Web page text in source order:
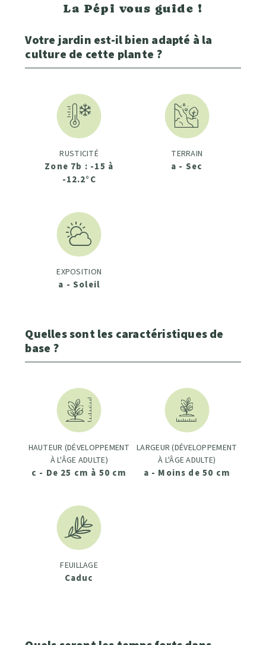
La Pépi vous guide !
Votre jardin est-il bien adapté à la
culture de cette plante ?
RUSTICITÉ
Zone 7b : -15 à
-12.2°C
TERRAIN
a - Sec
EXPOSITION
a - Soleil
Quelles sont les caractéristiques de
base ?
HAUTEUR (DÉVELOPPEMENT
À L'ÂGE ADULTE)
c - De 25 cm à 50 cm
LARGEUR (DÉVELOPPEMENT
À L'ÂGE ADULTE)
a - Moins de 50 cm
FEUILLAGE
Caduc